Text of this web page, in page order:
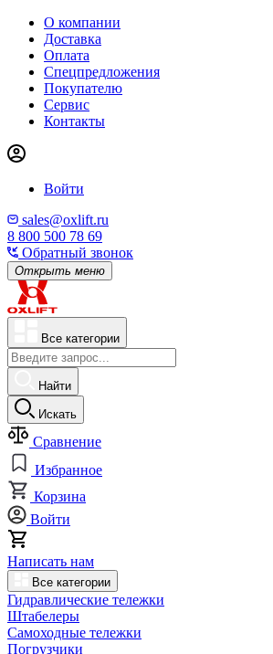
О компании
Доставка
Оплата
Спецпредложения
Покупателю
Сервис
Контакты
Войти
sales@oxlift.ru
8 800 500 78 69
Обратный звонок
Открыть меню
Все категории
Найти
Искать
Сравнение
Избранное
Корзина
Войти
Написать нам
Все категории
Гидравлические тележки
Штабелеры
Самоходные тележки
Погрузчики